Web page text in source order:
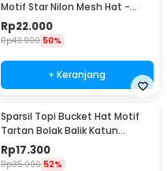
Motif Star Nilon Mesh Hat -
SMT-ZHL23
Rp22.000
Rp43.900 50%
+ Keranjang
Sparsil Topi Bucket Hat Motif
Tartan Bolak Balik Katun
Poliester - BH58
Rp17.300
Rp35.900 52%